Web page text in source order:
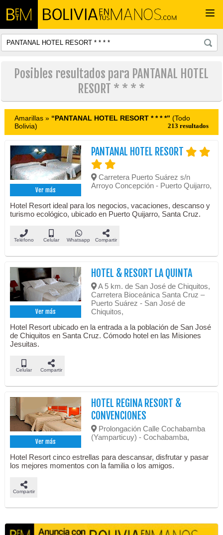
Posibles resultados para PANTANAL HOTEL
RESORT * * * *
Amarillas » “PANTANAL HOTEL RESORT * * * *” (Todo
Bolivia)
213 resultados
Ver más
PANTANAL HOTEL RESORT
Carretera Puerto Suárez s/n
Arroyo Concepción - Puerto Quijarro,
Hotel Resort ideal para los negocios, vacaciones, descanso y
turismo ecológico, ubicado en Puerto Quijarro, Santa Cruz.
Teléfono Celular Whatsapp Compartir
Ver más
HOTEL & RESORT LA QUINTA
A 5 km. de San José de Chiquitos,
Carretera Bioceánica Santa Cruz –
Puerto Suárez - San José de
Chiquitos,
Hotel Resort ubicado en la entrada a la población de San José
de Chiquitos en Santa Cruz. Cómodo hotel en las Misiones
Jesuitas.
Celular Compartir
Ver más
HOTEL REGINA RESORT &
CONVENCIONES
Prolongación Calle Cochabamba
(Yamparticuy) - Cochabamba,
Hotel Resort cinco estrellas para descansar, disfrutar y pasar
los mejores momentos con la familia o los amigos.
Compartir